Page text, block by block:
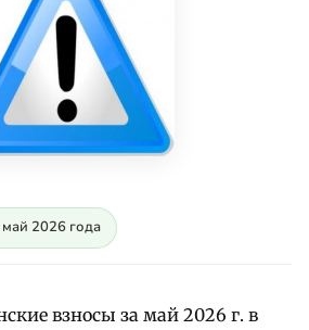
2026 года
взносы за май 2026 г. в